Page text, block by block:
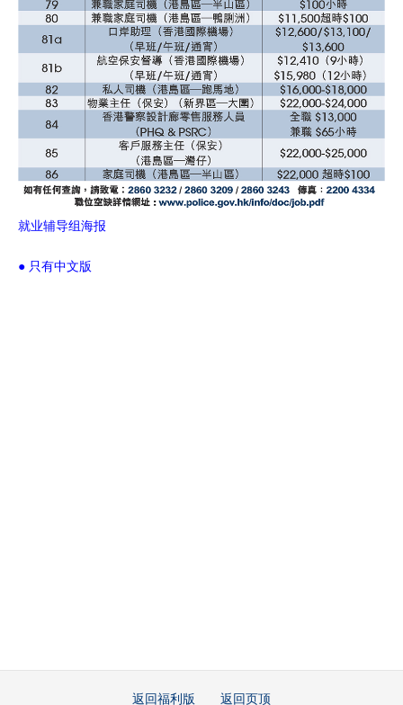
就业辅导组海报
● 只有中文版
返回福利版 返回页顶